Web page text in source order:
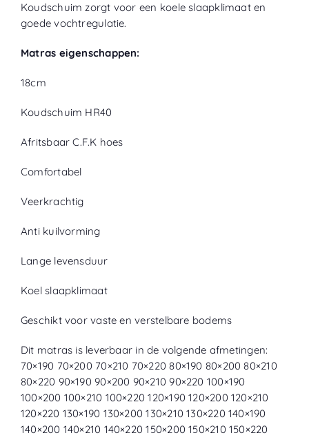
Koudschuim zorgt voor een koele slaapklimaat en
goede vochtregulatie.
Matras eigenschappen:
18cm
Koudschuim HR40
Afritsbaar C.F.K hoes
Comfortabel
Veerkrachtig
Anti kuilvorming
Lange levensduur
Koel slaapklimaat
Geschikt voor vaste en verstelbare bodems
Dit matras is leverbaar in de volgende afmetingen:
70×190 70×200 70×210 70×220 80×190 80×200 80×210
80×220 90×190 90×200 90×210 90×220 100×190
100×200 100×210 100×220 120×190 120×200 120×210
120×220 130×190 130×200 130×210 130×220 140×190
140×200 140×210 140×220 150×200 150×210 150×220